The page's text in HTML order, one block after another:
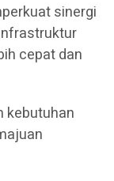
sinergi
cepat dan
kebutuhan